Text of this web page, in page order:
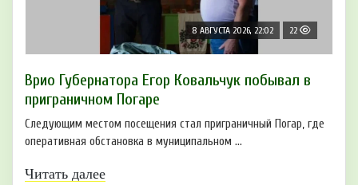
8 АВГУСТА 2026, 22:02 22
Врио Губернатора Егор Ковальчук побывал в
приграничном Погаре
Следующим местом посещения стал приграничный Погар, где
оперативная обстановка в муниципальном ...
Читать далее